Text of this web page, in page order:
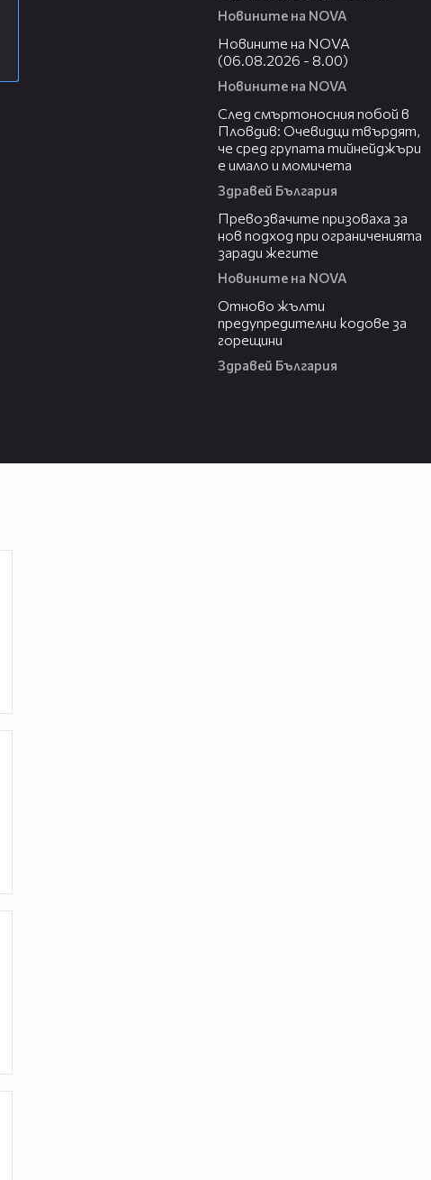
Новините на NOVA
Новините на NOVA
(06.08.2026 - 8.00)
Новините на NOVA
След смъртоносния побой в
Пловдив: Очевидци твърдят,
че сред групата тийнейджъри
е имало и момичета
Здравей България
Превозвачите призоваха за
нов подход при ограниченията
заради жегите
Новините на NOVA
Отново жълти
предупредителни кодове за
горещини
Здравей България